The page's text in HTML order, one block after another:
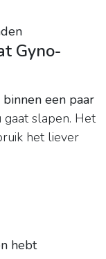
Gyno-
een paar
gaat slapen. Het
het liever
hebt